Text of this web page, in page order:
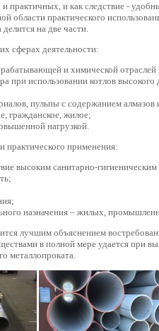
практичных, и как следствие -
области практического
на две части.
сферах деятельности:
и химической
при использовании котлов высокого
пульпы с содержанием алмазов
гражданское, жилое;
нагрузкой.
применения:
высоким санитарно-
назначения – жилых,
лучшим объяснением
в полной мере удается при
металлопроката.